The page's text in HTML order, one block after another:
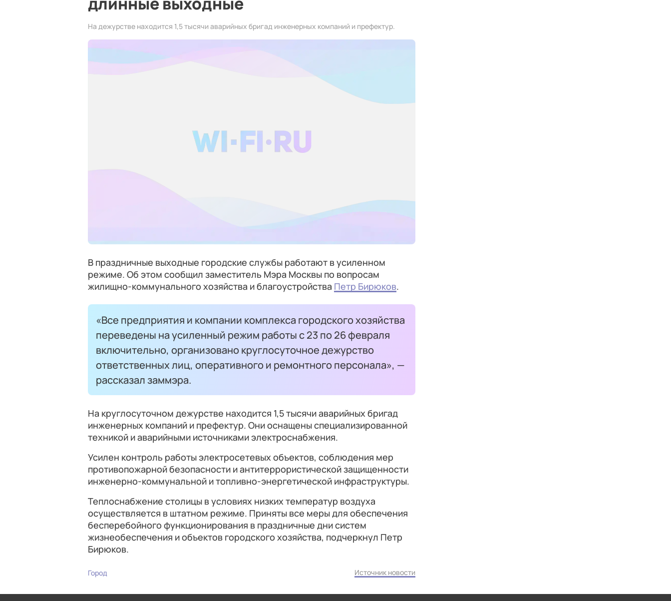
На дежурстве находится 1,5 тысячи аварийных бригад инженерных компаний и префектур.
В праздничные выходные городские службы работают в усиленном
режиме. Об этом сообщил заместитель Мэра Москвы по вопросам
жилищно-коммунального хозяйства и благоустройства Петр Бирюков.
«Все предприятия и компании комплекса городского хозяйства
переведены на усиленный режим работы с 23 по 26 февраля
включительно, организовано круглосуточное дежурство
ответственных лиц, оперативного и ремонтного персонала», —
рассказал заммэра.
На круглосуточном дежурстве находится 1,5 тысячи аварийных бригад
инженерных компаний и префектур. Они оснащены специализированной
техникой и аварийными источниками электроснабжения.
Усилен контроль работы электросетевых объектов, соблюдения мер
противопожарной безопасности и антитеррористической защищенности
инженерно-коммунальной и топливно-энергетической инфраструктуры.
Теплоснабжение столицы в условиях низких температур воздуха
осуществляется в штатном режиме. Приняты все меры для обеспечения
бесперебойного функционирования в праздничные дни систем
жизнеобеспечения и объектов городского хозяйства, подчеркнул Петр
Бирюков.
Город Источник новости